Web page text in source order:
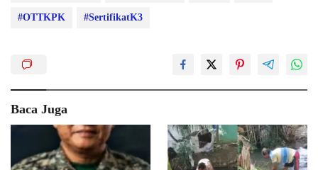
#OTTKPK #SertifikatK3
Baca Juga